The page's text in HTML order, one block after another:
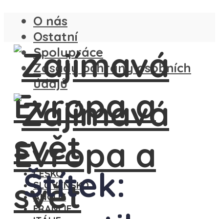
O nás
Ostatní
Spolupráce
Zásady ochrany osobních
údajů
ČESKO
SLOVENSKO
ANGLIE
FRANCIE
Štítek: